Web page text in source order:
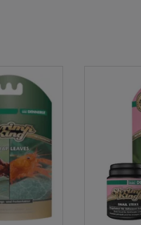
att förstå att räkor i
dem till effektiva
konstgjord miljö
som tillgodoser alla
diet rik på
tillväxt och